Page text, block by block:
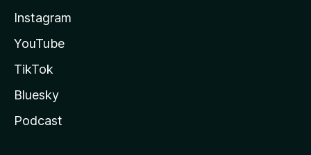
Instagram
YouTube
TikTok
Bluesky
Podcast